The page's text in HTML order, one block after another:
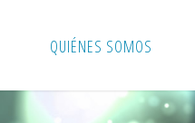
QUIÉNES SOMOS